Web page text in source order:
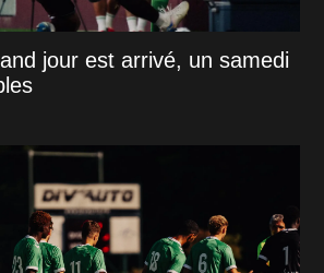
jour est arrivé, un samedi